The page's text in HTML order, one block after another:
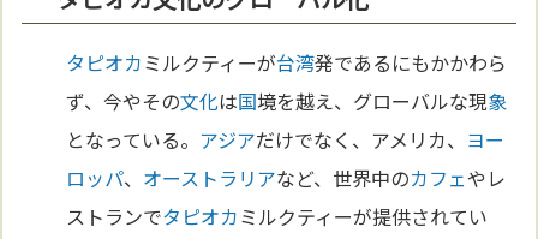
タピオカミルクティーが台湾発であるにもかかわら
ず、今やその文化は国境を越え、グローバルな現象
となっている。 アジアだけでなく、アメリカ、 ヨー
ロッパ、 オーストラリアなど、世界中のカフェやレ
ストランでタピオカミルクティーが提供されてい